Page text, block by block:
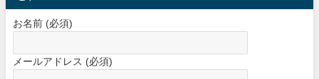
お名前 (必須)
メールアドレス (必須)